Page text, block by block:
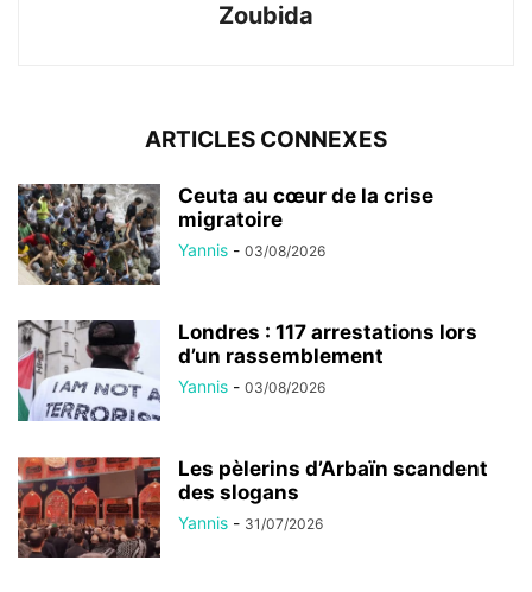
Zoubida
ARTICLES CONNEXES
Ceuta au cœur de la crise
migratoire
Yannis - 03/08/2026
Londres : 117 arrestations lors
d’un rassemblement
Yannis - 03/08/2026
Les pèlerins d’Arbaïn scandent
des slogans
Yannis - 31/07/2026